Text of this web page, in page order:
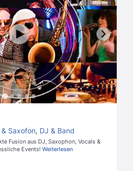
& Saxofon, DJ & Band
Fusion aus DJ, Saxophon, Vocals &
Events! Weiterlesen